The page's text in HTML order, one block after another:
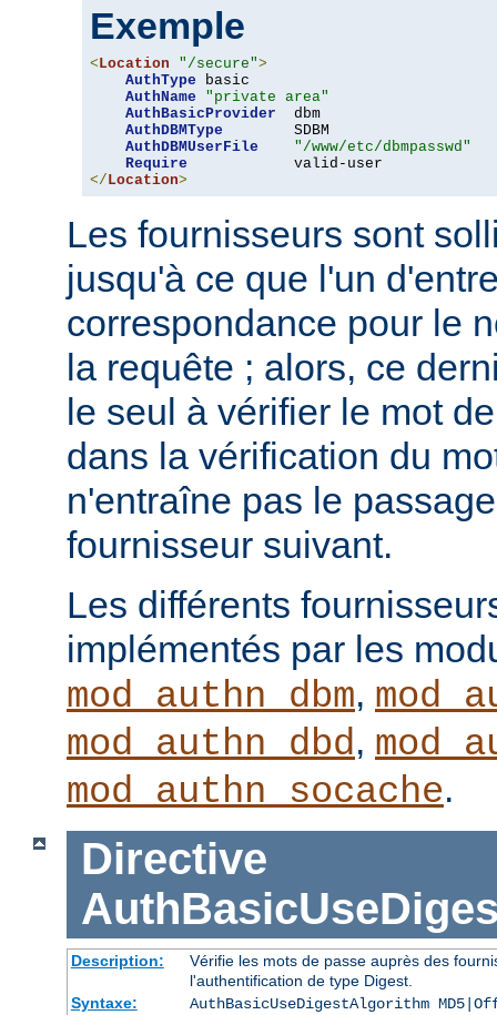
Exemple
<Location "/secure">
AuthType basic
AuthName
"private area"
AuthBasicProvider
  dbm
AuthDBMType
        SDBM
AuthDBMUserFile
"/www/etc/dbmpasswd"
Require
</Location>
Les fournisseurs sont
jusqu'à ce que l'un
correspondance pour le
la requête ; alors, ce
le seul à vérifier le mot
dans la vérification du
n'entraîne pas le
fournisseur suivant.
Les différents
implémentés par les
mod_authn_dbm,
mod_authn_dbd,
mod_authn_socache.
Directive
Description:
Vérifie les mots de passe auprès des
l'authentification de type Digest.
Syntaxe:
AuthBasicUseDigestAlgorithm